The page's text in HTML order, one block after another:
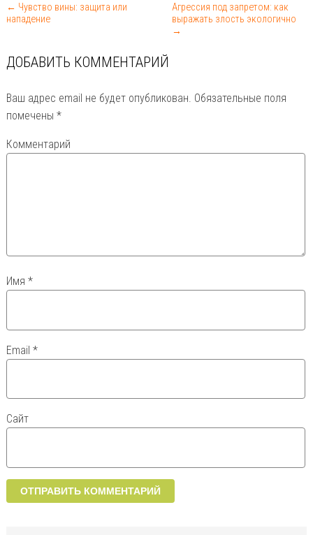
← Чувство вины: защита или
нападение
Агрессия под запретом: как
выражать злость экологично
→
ДОБАВИТЬ КОММЕНТАРИЙ
Ваш адрес email не будет опубликован. Обязательные поля
помечены *
Комментарий
Имя *
Email *
Сайт